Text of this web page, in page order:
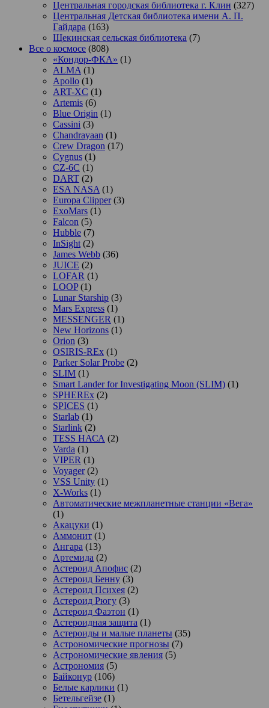
Центральная городская библиотека г. Клин (327)
Центральная Детская библиотека имени А. П.
Гайдара (163)
Щекинская сельская библиотека (7)
Все о космосе (808)
«Кондор-ФКА» (1)
ALMA (1)
Apollo (1)
ART-XC (1)
Artemis (6)
Blue Origin (1)
Cassini (3)
Chandrayaan (1)
Crew Dragon (17)
Cygnus (1)
CZ-6C (1)
DART (2)
ESA NASA (1)
Europa Clipper(3)
ExoMars (1)
Falcon (5)
Hubble (7)
InSight (2)
James Webb (36)
JUICE (2)
LOFAR (1)
LOOP(1)
Lunar Starship (3)
Mars Express (1)
MESSENGER (1)
New Horizons (1)
Orion (3)
OSIRIS-REx (1)
Parker Solar Probe (2)
SLIM (1)
Smart Lander for Investigating Moon (SLIM) (1)
SPHEREx (2)
SPICES (1)
Starlab (1)
Starlink (2)
TESS НАСА (2)
Varda (1)
VIPER (1)
Voyager(2)
VSS Unity (1)
X-Works (1)
Автоматические межпланетные станции «Вега»
(1)
Акацуки (1)
Аммонит (1)
Ангара (13)
Артемида (2)
Астероид Апофис (2)
Астероид Бенну (3)
Астероид Психея (2)
Астероид Рюгу (3)
Астероид Фаэтон (1)
Астероидная защита (1)
Астероиды и малые планеты (35)
Астрономические прогнозы (7)
Астрономические явления (5)
Астрономия (5)
Байконур (106)
Белые карлики (1)
Бетельгейзе (1)